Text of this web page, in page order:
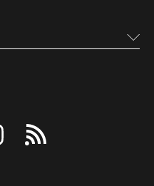
instagram